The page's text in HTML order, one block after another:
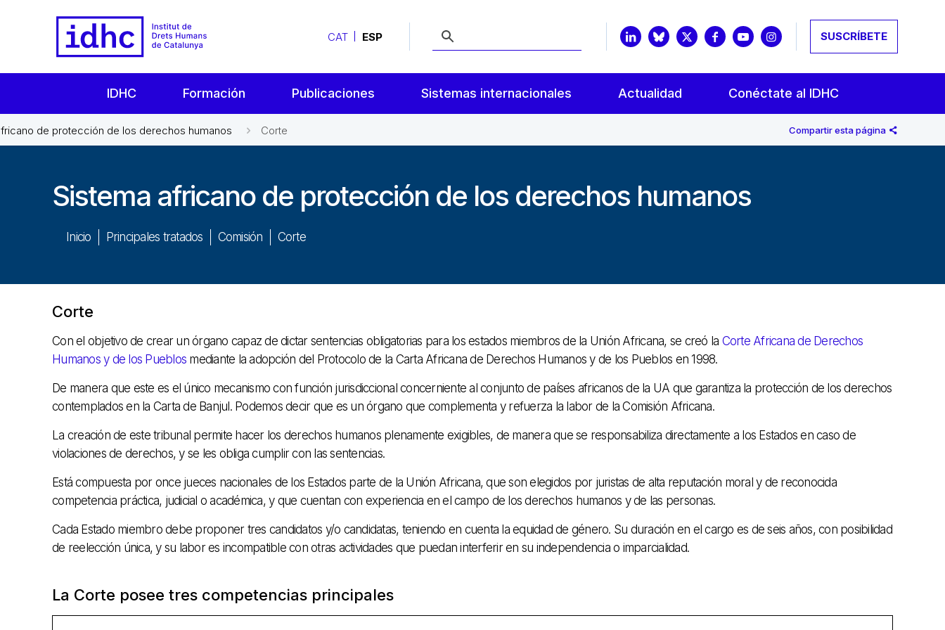
CAT ESP SUSCRÍBETE
IDHC Formación Publicaciones Sistemas internacionales Actualidad Conéctate al IDHC
de protección de los derechos humanos Corte Compartir esta página
Sistema africano de protección de los derechos humanos
Inicio Principales tratados Comisión Corte
Corte
Con el objetivo de crear un órgano capaz de dictar sentencias obligatorias para los estados miembros de la Unión Africana, se creó la Corte Africana de Derechos
Humanos y de los Pueblos mediante la adopción del Protocolo de la Carta Africana de Derechos Humanos y de los Pueblos en 1998.
De manera que este es el único mecanismo con función jurisdiccional concerniente al conjunto de países africanos de la UA que garantiza la protección de los derechos
contemplados en la Carta de Banjul. Podemos decir que es un órgano que complementa y refuerza la labor de la Comisión Africana.
La creación de este tribunal permite hacer los derechos humanos plenamente exigibles, de manera que se responsabiliza directamente a los Estados en caso de
violaciones de derechos, y se les obliga cumplir con las sentencias.
Está compuesta por once jueces nacionales de los Estados parte de la Unión Africana, que son elegidos por juristas de alta reputación moral y de reconocida
competencia práctica, judicial o académica, y que cuentan con experiencia en el campo de los derechos humanos y de las personas.
Cada Estado miembro debe proponer tres candidatos y/o candidatas, teniendo en cuenta la equidad de género. Su duración en el cargo es de seis años, con posibilidad
de reelección única, y su labor es incompatible con otras actividades que puedan interferir en su independencia o imparcialidad.
La Corte posee tres competencias principales